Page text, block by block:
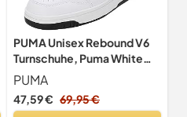
PUMA Unisex Rebound V6
Turnschuhe, Puma White
Puma Black, 45 EU
PUMA
47,59 € 69,95 €